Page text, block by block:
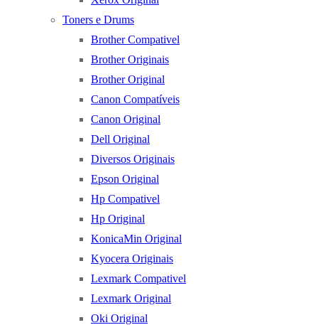
Toners e Drums
Brother Compativel
Brother Originais
Brother Original
Canon Compatíveis
Canon Original
Dell Original
Diversos Originais
Epson Original
Hp Compativel
Hp Original
KonicaMin Original
Kyocera Originais
Lexmark Compativel
Lexmark Original
Oki Original